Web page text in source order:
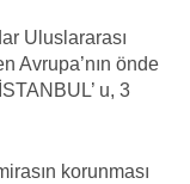
Uluslararası
Avrupa’nın önde
u, 3
korunması